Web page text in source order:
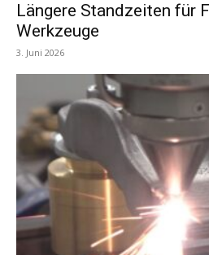
Längere Standzeiten für
Werkzeuge
3. Juni 2026